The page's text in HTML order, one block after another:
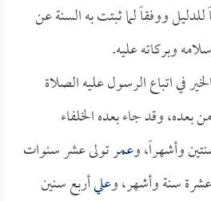
ووفقاً لما ثبتت به السنة عن
وبركاته عليه.
في اتباع الرسول عليه الصلاة
بعده، وقد جاء بعده الخلفاء
وأشهراً، وعمرتولى عشر سنوات
عشرة سنة وأشهر، وعليأربع سنين